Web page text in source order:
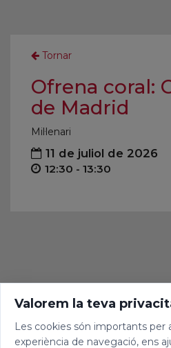
Tornar
Ofrena coral:
de Madrid
Mil·lenari
11 de juliol de 2026
12:30 - 13:30
Valorem la teva
Les cookies són importants per
experiència de navegació, ens